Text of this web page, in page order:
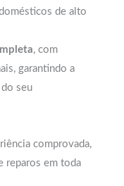
de alto
, com
garantindo a
seu
comprovada,
reparos em toda